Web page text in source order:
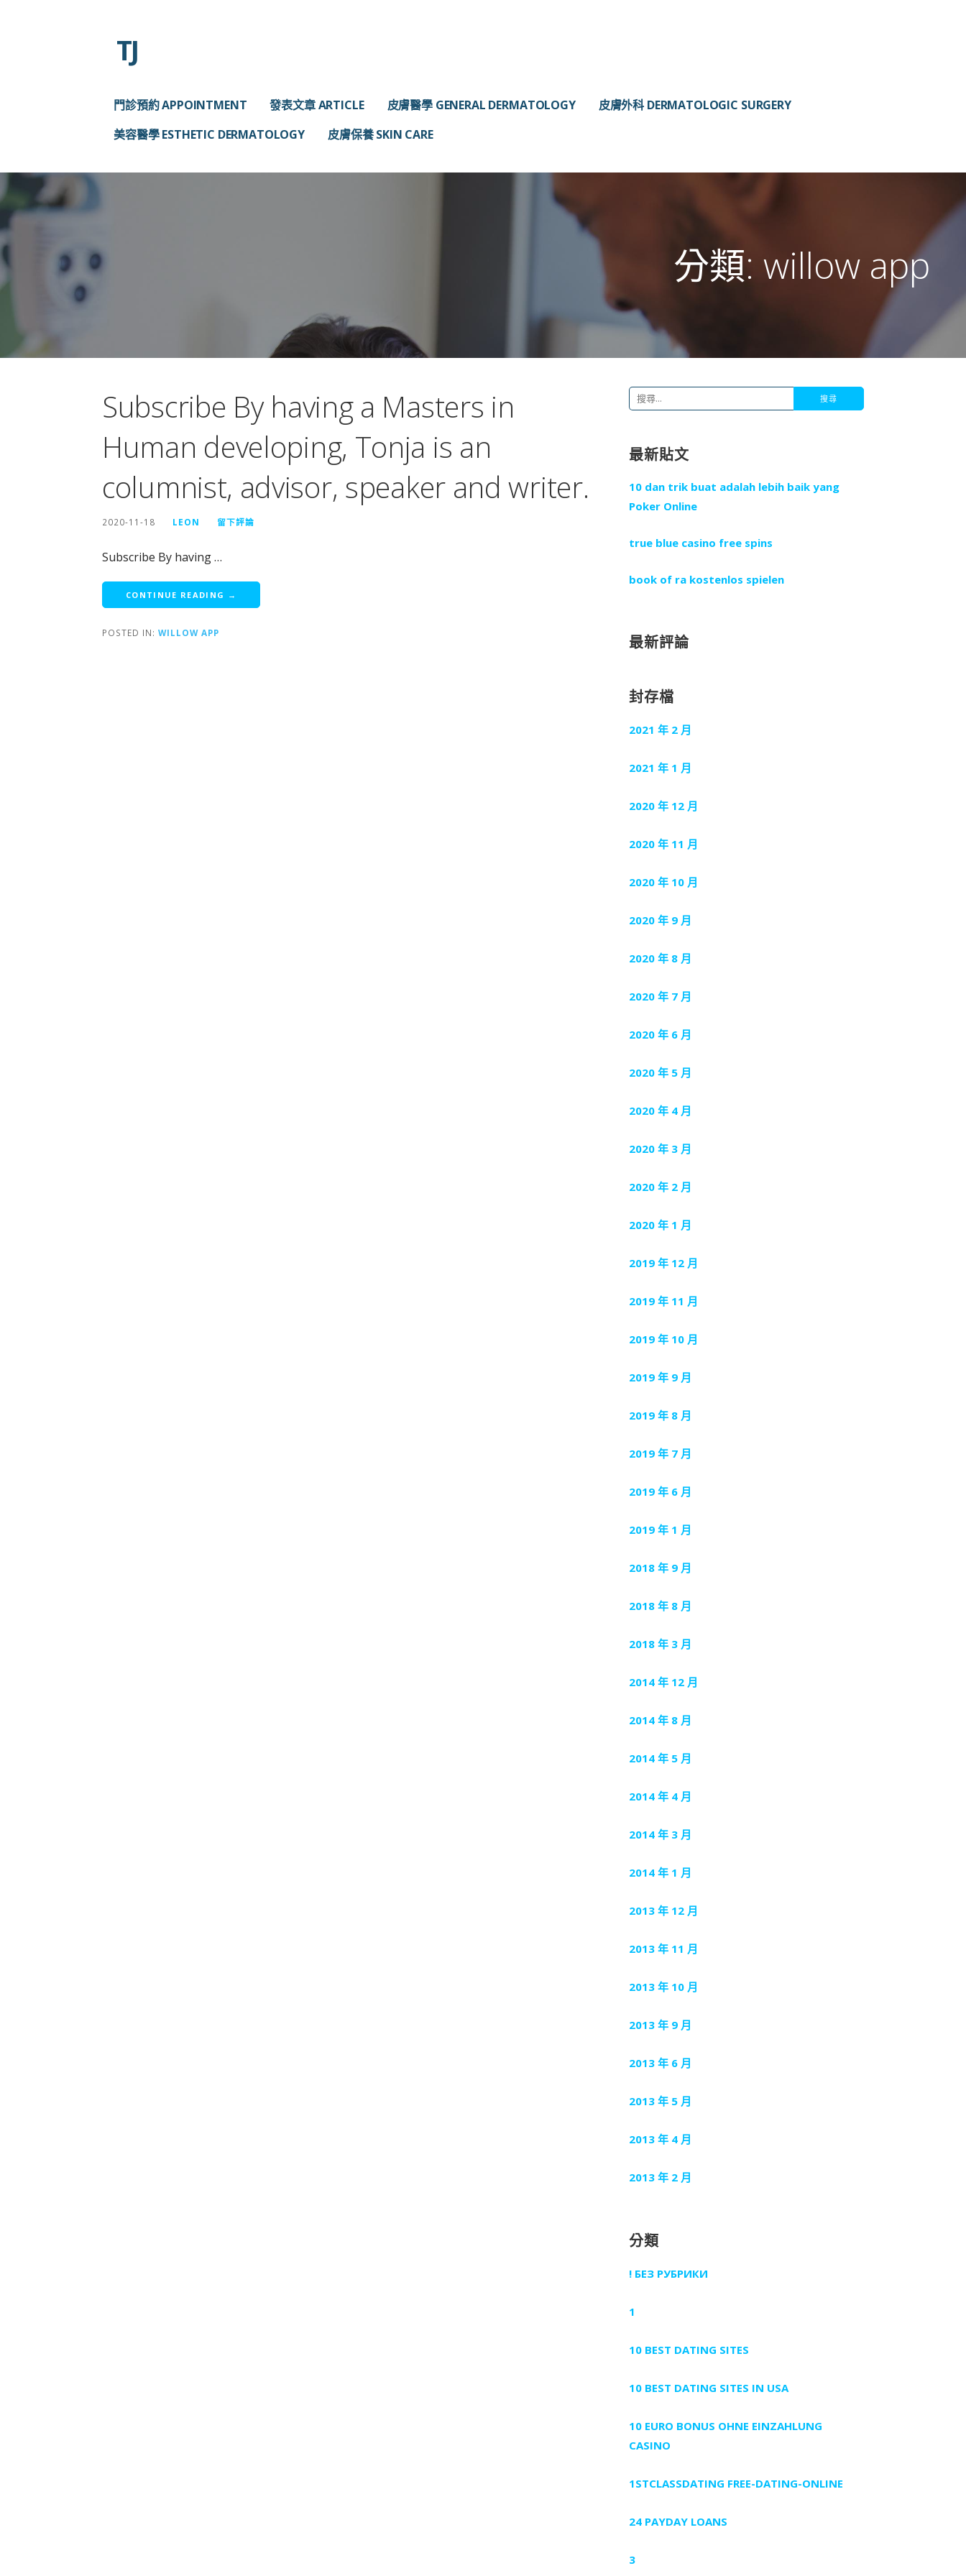
TJ
門診預約 APPOINTMENT 發表文章 ARTICLE 皮膚醫學 GENERAL DERMATOLOGY
皮膚外科 DERMATOLOGIC SURGERY
美容醫學 ESTHETIC DERMATOLOGY
皮膚保養 SKIN CARE
分類: willow app
Subscribe By having a Masters in
Human developing, Tonja is an
columnist, advisor, speaker and writer.
2020-11-18 LEON 留下評論
Subscribe By having …
CONTINUE READING →
POSTED IN: WILLOW APP
搜
鍵
最新貼文
10 dan trik buat adalah lebih baik yang
Poker Online
true blue casino free spins
book of ra kostenlos spielen
最新評論
封存檔
2021 年 2 月
2021 年 1 月
2020 年 12 月
2020 年 11 月
2020 年 10 月
2020 年 9 月
2020 年 8 月
2020 年 7 月
2020 年 6 月
2020 年 5 月
2020 年 4 月
2020 年 3 月
2020 年 2 月
2020 年 1 月
2019 年 12 月
2019 年 11 月
2019 年 10 月
2019 年 9 月
2019 年 8 月
2019 年 7 月
2019 年 6 月
2019 年 1 月
2018 年 9 月
2018 年 8 月
2018 年 3 月
2014 年 12 月
2014 年 8 月
2014 年 5 月
2014 年 4 月
2014 年 3 月
2014 年 1 月
2013 年 12 月
2013 年 11 月
2013 年 10 月
2013 年 9 月
2013 年 6 月
2013 年 5 月
2013 年 4 月
2013 年 2 月
分類
! БЕЗ РУБРИКИ
1
10 BEST DATING SITES
10 BEST DATING SITES IN USA
10 EURO BONUS OHNE EINZAHLUNG
CASINO
1STCLASSDATING FREE-DATING-ONLINE
24 PAYDAY LOANS
3